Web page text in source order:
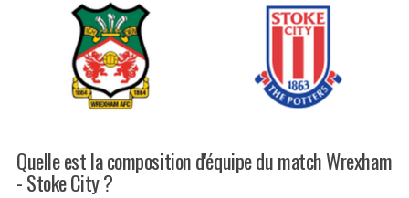
Quelle est la composition d'équipe du match Wrexham
- Stoke City ?